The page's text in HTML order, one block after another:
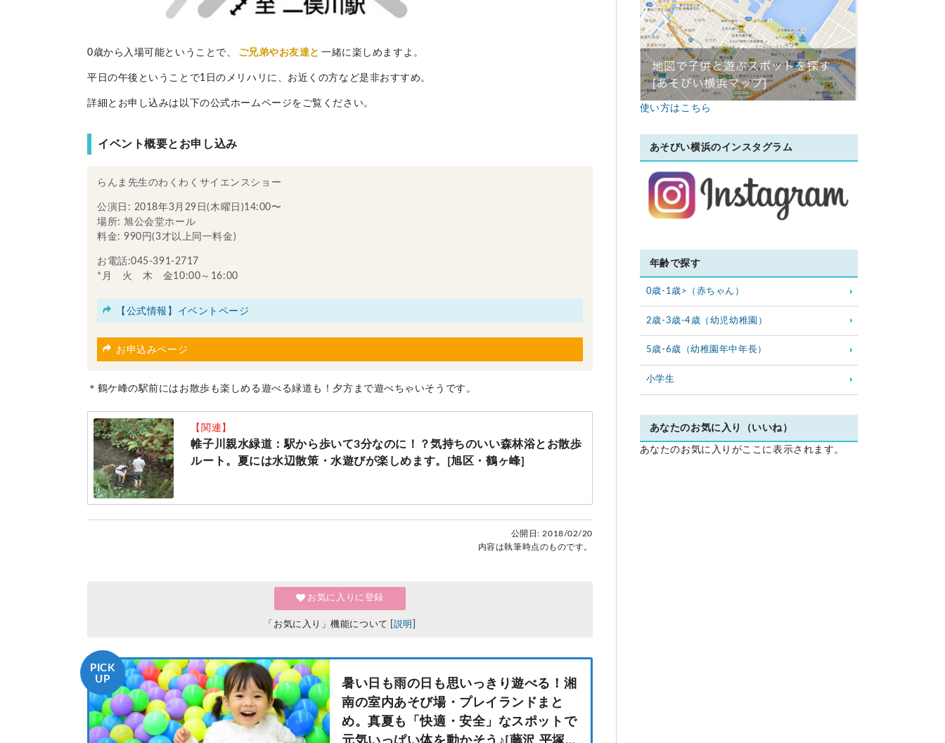
0歳から入場可能ということで、 ご兄弟やお友達と 一緒に楽しめますよ。
平日の午後ということで1日のメリハリに、お近くの方など是非おすすめ。
詳細とお申し込みは以下の公式ホームページをご覧ください。
イベント概要とお申し込み
らんま先生のわくわくサイエンスショー
公演日: 2018年3月29日(木曜日)14:00〜
場所: 旭公会堂ホール
料金: 990円(3才以上同一料金)
お電話:045-391-2717
*月 火 木 金10:00～16:00
【公式情報】イベントページ
お申込みページ
＊鶴ケ峰の駅前にはお散歩も楽しめる遊べる緑道も！夕方まで遊べちゃいそうです。
【関連】
帷子川親水緑道：駅から歩いて3分なのに！？気持ちのいい森林浴とお散歩
ルート。夏には水辺散策・水遊びが楽しめます。[旭区・鶴ヶ峰]
公開日: 2018/02/20
内容は執筆時点のものです。
お気に入りに登録
「お気に入り」機能について [ 説明
PICK
UP
暑い日も雨の日も思いっきり遊べる！湘
南の室内あそび場・プレイランドまと
め。真夏も「快適・安全」なスポットで
使い方はこちら
あそびい横浜のインスタグラム
年齢で探す
0歳-1歳>（赤ちゃん）
2歳-3歳-4歳（幼児幼稚園）
5歳-6歳（幼稚園年中年長）
小学生
あなたのお気に入り（いいね）
あなたのお気に入りがここに表示されます。